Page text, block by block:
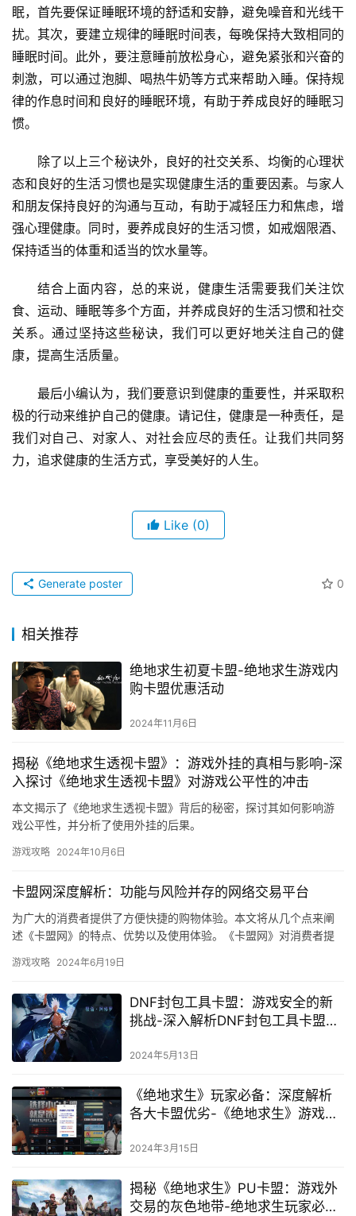
眠，首先要保证睡眠环境的舒适和安静，避免噪音和光线干
扰。其次，要建立规律的睡眠时间表，每晚保持大致相同的
睡眠时间。此外，要注意睡前放松身心，避免紧张和兴奋的
刺激，可以通过泡脚、喝热牛奶等方式来帮助入睡。保持规
律的作息时间和良好的睡眠环境，有助于养成良好的睡眠习
惯。
除了以上三个秘诀外，良好的社交关系、均衡的心理状
态和良好的生活习惯也是实现健康生活的重要因素。与家人
和朋友保持良好的沟通与互动，有助于减轻压力和焦虑，增
强心理健康。同时，要养成良好的生活习惯，如戒烟限酒、
保持适当的体重和适当的饮水量等。
结合上面内容，总的来说，健康生活需要我们关注饮
食、运动、睡眠等多个方面，并养成良好的生活习惯和社交
关系。通过坚持这些秘诀，我们可以更好地关注自己的健
康，提高生活质量。
最后小编认为，我们要意识到健康的重要性，并采取积
极的行动来维护自己的健康。请记住，健康是一种责任，是
我们对自己、对家人、对社会应尽的责任。让我们共同努
力，追求健康的生活方式，享受美好的人生。
Like (0)
0
Generate poster
相关推荐
绝地求生初夏卡盟-绝地求生游戏内
购卡盟优惠活动
2024年11月6日
揭秘《绝地求生透视卡盟》：游戏外挂的真相与影响-深
入探讨《绝地求生透视卡盟》对游戏公平性的冲击
本文揭示了《绝地求生透视卡盟》背后的秘密，探讨其如何影响游
戏公平性，并分析了使用外挂的后果。
游戏攻略 2024年10月6日
卡盟网深度解析：功能与风险并存的网络交易平台
为广大的消费者提供了方便快捷的购物体验。本文将从几个点来阐
述《卡盟网》的特点、优势以及使用体验。《卡盟网》对消费者提
游戏攻略 2024年6月19日
DNF封包工具卡盟：游戏安全的新
挑战-深入解析DNF封包工具卡盟现
2024年5月13日
《绝地求生》玩家必备：深度解析
各大卡盟优劣-《绝地求生》游戏卡
2024年3月15日
揭秘《绝地求生》PU卡盟：游戏外
交易的灰色地带-绝地求生玩家必